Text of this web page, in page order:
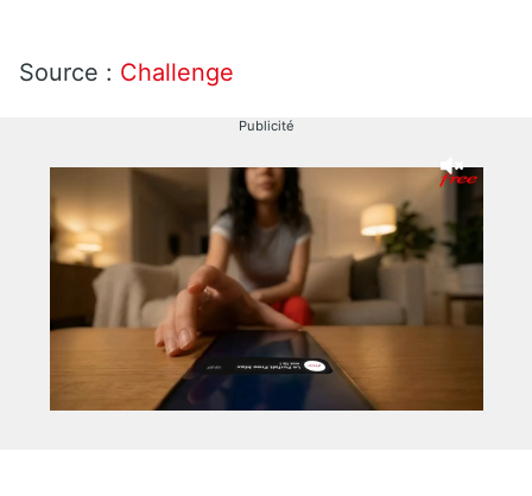
Source : Challenge
Publicité